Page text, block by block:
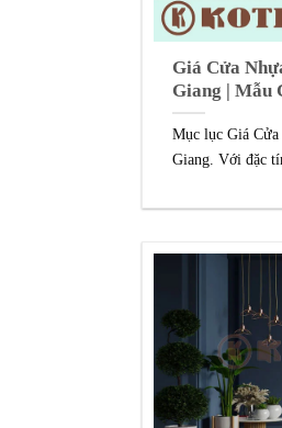
Giá Cửa
Giang | Mẫu
Mục lục Giá
Giang. Với đặc